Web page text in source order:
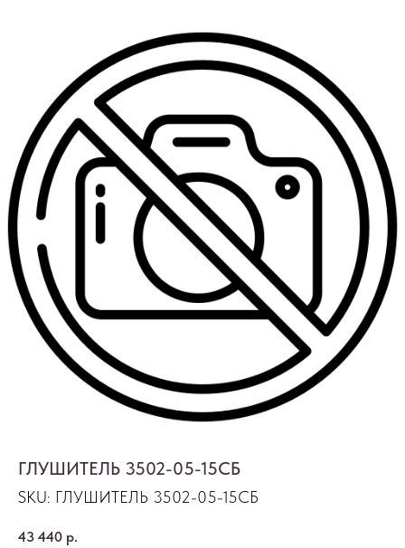
ГЛУШИТЕЛЬ 3502-05-15СБ
SKU: ГЛУШИТЕЛЬ 3502-05-15СБ
43 440 р.